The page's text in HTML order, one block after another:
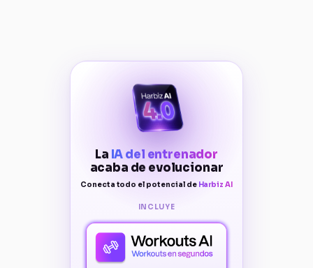
La IA del entrenador
acaba de evolucionar
Conecta todo el potencial de Harbiz AI
INCLUYE